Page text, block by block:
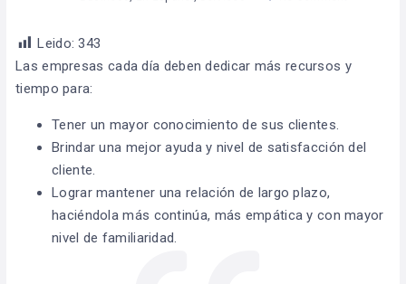
Leido: 343
Las empresas cada día deben dedicar más recursos y
tiempo para:
Tener un mayor conocimiento de sus clientes.
Brindar una mejor ayuda y nivel de satisfacción del
cliente.
Lograr mantener una relación de largo plazo,
haciéndola más continúa, más empática y con mayor
nivel de familiaridad.